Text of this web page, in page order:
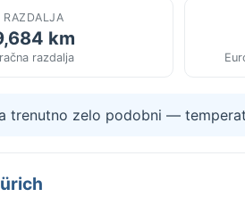
RAZDALJA
km
razdalja
trenutno zelo podobni —